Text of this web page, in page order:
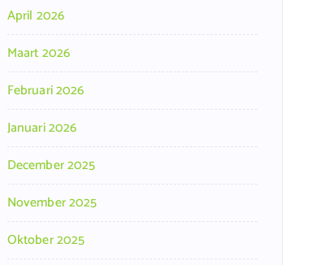
April 2026
Maart 2026
Februari 2026
Januari 2026
December 2025
November 2025
Oktober 2025